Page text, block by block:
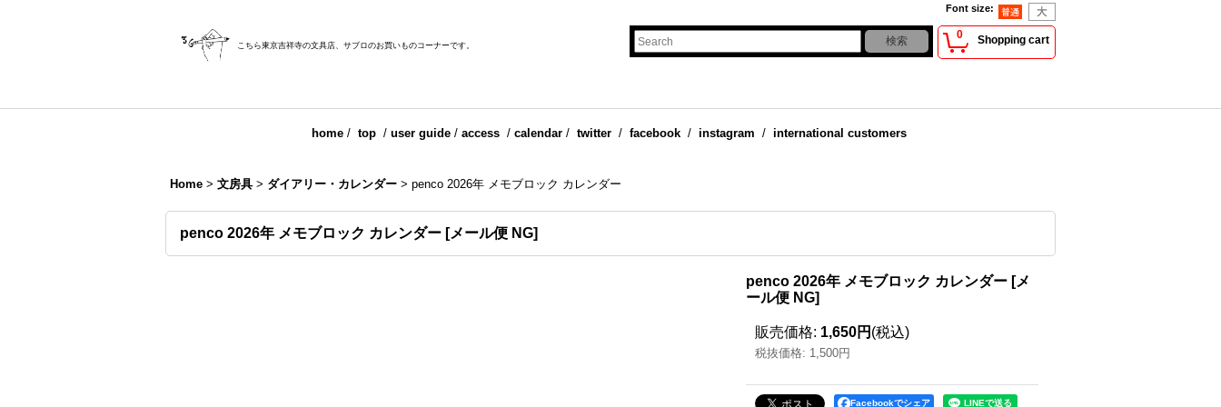
Font size:
こちら東京吉祥寺の文具店、サブロのお買いものコーナーです。
0 Shopping cart
home/ top/ user guide/ access/ calendar/ twitter/ facebook/ instagram / international customers
Home > 文房具 > ダイアリー・カレンダー > penco 2026年 メモブロック カレンダー
penco 2026年 メモブロック カレンダー [メール便 NG]
penco 2026年 メモブロック カレンダー [メ
ール便 NG]
販売価格: 1,650円 (税込)
税抜価格: 1,500円
Facebookでシェア